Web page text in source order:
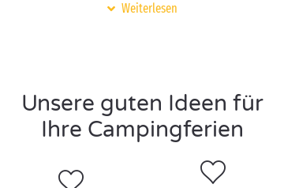
Camping-Werbeaktion und Sonderangebote
direktem Kontakt mit der Natur stehen und den
Alltag gänzlich vergessen können? Dann können Sie
auf unsere Sonderangebote fürStellplätzezählen,
um zum kleinen Preis zu campen! Sie ziehen den
Komfort eines Ferienhauses vor? Dann nutzen Sie
Weiterlesen
Unsere guten Ideen für
Ihre Campingferien